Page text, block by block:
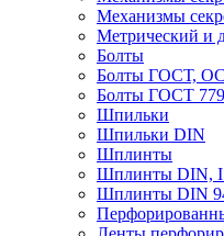
Механизмы
Метрический и
Болты
Болты ГОСТ,
Болты ГОСТ
Шпильки
Шпильки DIN
Шплинты
Шплинты DIN,
Шплинты DIN